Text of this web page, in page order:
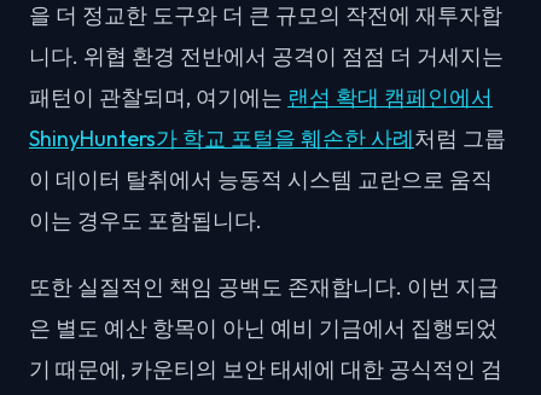
을 더 정교한 도구와 더 큰 규모의 작전에 재투자합
니다. 위협 환경 전반에서 공격이 점점 더 거세지는
패턴이 관찰되며, 여기에는 랜섬 확대 캠페인에서
ShinyHunters가 학교 포털을 훼손한 사례처럼 그룹
이 데이터 탈취에서 능동적 시스템 교란으로 움직
이는 경우도 포함됩니다.
또한 실질적인 책임 공백도 존재합니다. 이번 지급
은 별도 예산 항목이 아닌 예비 기금에서 집행되었
기 때문에, 카운티의 보안 태세에 대한 공식적인 검